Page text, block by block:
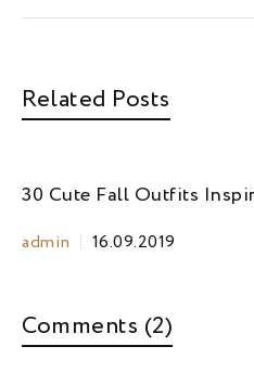
Related Posts
30 Cute Fall Outfits
admin 16.09.2019
Comments (2)